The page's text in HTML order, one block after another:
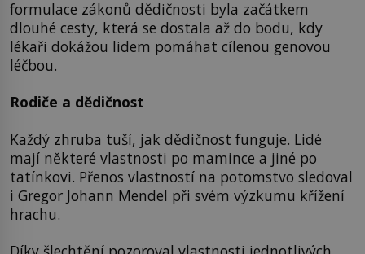
formulace zákonů dědičnosti byla začátkem
dlouhé cesty, která se dostala až do bodu, kdy
lékaři dokážou lidem pomáhat cílenou genovou
léčbou.
Rodiče a dědičnost
Každý zhruba tuší, jak dědičnost funguje. Lidé
mají některé vlastnosti po mamince a jiné po
tatínkovi. Přenos vlastností na potomstvo sledoval
i Gregor Johann Mendel při svém výzkumu křížení
hrachu.